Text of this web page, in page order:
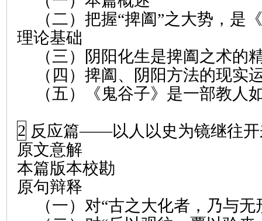
（二）把握“捭阖”之大势，是
理论基础
（三）阴阳化生是捭阖之术的
（四）捭阖、阴阳方法的现实
（五）《鬼谷子》是一部教人
2 反应篇——以人以史为镜继往
原文意解
本篇版本校勘
原句辩释
（一）对“古之大化者，乃与